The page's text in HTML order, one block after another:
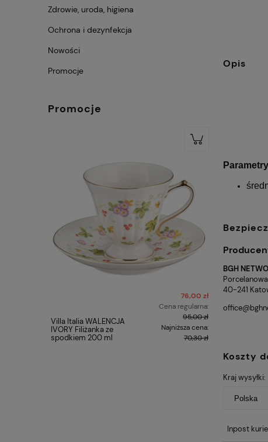
Zdrowie, uroda, higiena
Ochrona i dezynfekcja
Nowości
Promocje
Promocje
Villa Italia WALENCJA
IVORY Filiżanka ze
spodkiem 200 ml
76,00 zł
Cena regularna:
95,00 zł
Najniższa cena:
70,30 zł
Opis
BGH
40-241
Koszty
Kraj wysyłki:
Inpost